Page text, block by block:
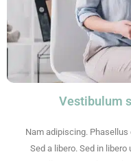
Vestibulum
Nam adipiscing. Phasellus
Sed a libero. Sed in